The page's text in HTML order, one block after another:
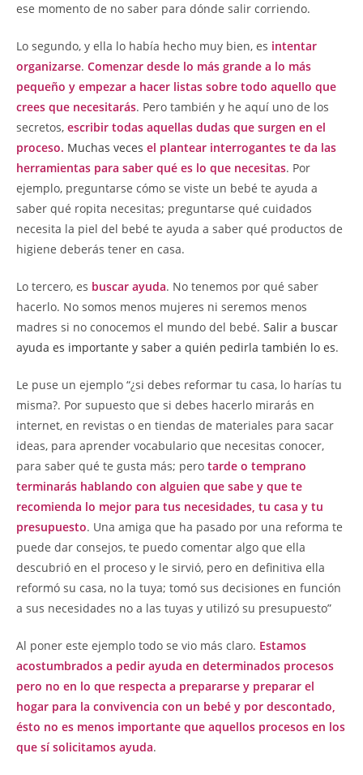
ese momento de no saber para dónde salir corriendo.
Lo segundo, y ella lo había hecho muy bien, es intentar
organizarse. Comenzar desde lo más grande a lo más
pequeño y empezar a hacer listas sobre todo aquello que
crees que necesitarás. Pero también y he aquí uno de los
secretos, escribir todas aquellas dudas que surgen en el
proceso. Muchas veces el plantear interrogantes te da las
herramientas para saber qué es lo que necesitas. Por
ejemplo, preguntarse cómo se viste un bebé te ayuda a
saber qué ropita necesitas; preguntarse qué cuidados
necesita la piel del bebé te ayuda a saber qué productos de
higiene deberás tener en casa.
Lo tercero, es buscar ayuda. No tenemos por qué saber
hacerlo. No somos menos mujeres ni seremos menos
madres si no conocemos el mundo del bebé. Salir a buscar
ayuda es importante y saber a quién pedirla también lo es.
Le puse un ejemplo “¿si debes reformar tu casa, lo harías tu
misma?. Por supuesto que si debes hacerlo mirarás en
internet, en revistas o en tiendas de materiales para sacar
ideas, para aprender vocabulario que necesitas conocer,
para saber qué te gusta más; pero tarde o temprano
terminarás hablando con alguien que sabe y que te
recomienda lo mejor para tus necesidades, tu casa y tu
presupuesto. Una amiga que ha pasado por una reforma te
puede dar consejos, te puedo comentar algo que ella
descubrió en el proceso y le sirvió, pero en definitiva ella
reformó su casa, no la tuya; tomó sus decisiones en función
a sus necesidades no a las tuyas y utilizó su presupuesto”
Al poner este ejemplo todo se vio más claro. Estamos
acostumbrados a pedir ayuda en determinados procesos
pero no en lo que respecta a prepararse y preparar el
hogar para la convivencia con un bebé y por descontado,
ésto no es menos importante que aquellos procesos en los
que sí solicitamos ayuda.